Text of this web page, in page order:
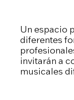
Un espacio
diferentes
invitarán a
musicales